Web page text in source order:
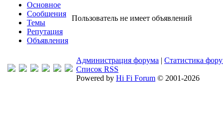
Основное
Сообщения
Темы
Репутация
Объявления
Пользователь не имеет объявлений
Администрация форума | Статистика
Список RSS
Powered by Hi Fi Forum © 2001-2026